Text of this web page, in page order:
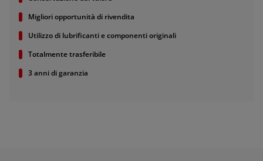
(Français)
(Türkçe)
& Republic of Ireland (English)
Migliori opportunità di rivendita
Utilizzo di lubrificanti e componenti originali
Totalmente trasferibile
3 anni di garanzia